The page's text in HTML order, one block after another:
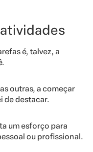
é, talvez, a
outras, a começar
de destacar.
um esforço para
ou profissional.